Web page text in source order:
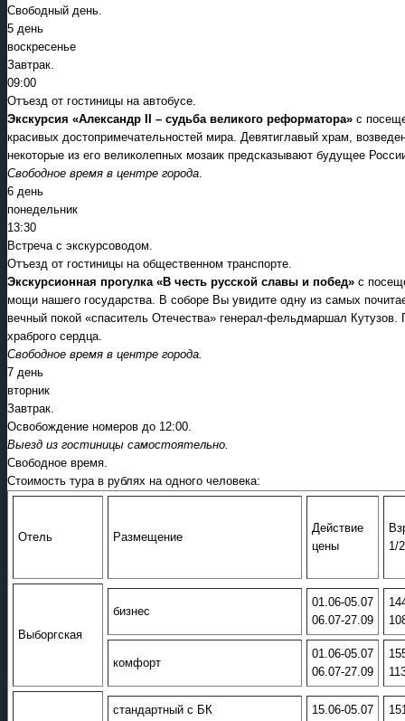
Свободный день.
5 день
воскресенье
Завтрак.
09:00
Отъезд от гостиницы на автобусе.
Экскурсия «Александр II – судьба великого реформатора» с
красивых достопримечательностей мира. Девятиглавый храм,
некоторые из его великолепных мозаик предсказывают будущее
Свободное время в центре города
6 день
понедельник
13:30
Встреча с экскурсоводом.
Отъезд от гостиницы на общественном транспорте.
Экскурсионная прогулка «В честь русской славы и побед» с
мощи нашего государства. В соборе Вы увидите одну из самых
вечный покой «спаситель Отечества» генерал-фельдмаршал
храброго сердца.
Свободное время в центре города.
7 день
вторник
Завтрак.
Освобождение номеров до 12:00.
Выезд из гостиницы самостоятельно.
Свободное время.
Стоимость тура в рублях на одного человека:
Отель Размещение
Действие
цены
1/
Выборгская
бизнес
01.06-05.07
06.07-27.09
комфорт
01.06-05.07
06.07-27.09
стандартный с БК 15.06-05.07